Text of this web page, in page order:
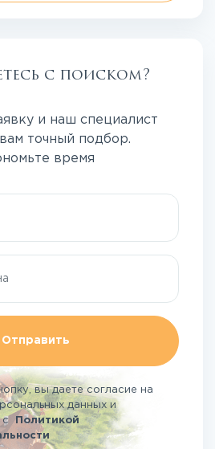
с поиском?
и наш специалист
точный подбор.
время
Отправить
вы даете согласие на
данных и
сПолитикой